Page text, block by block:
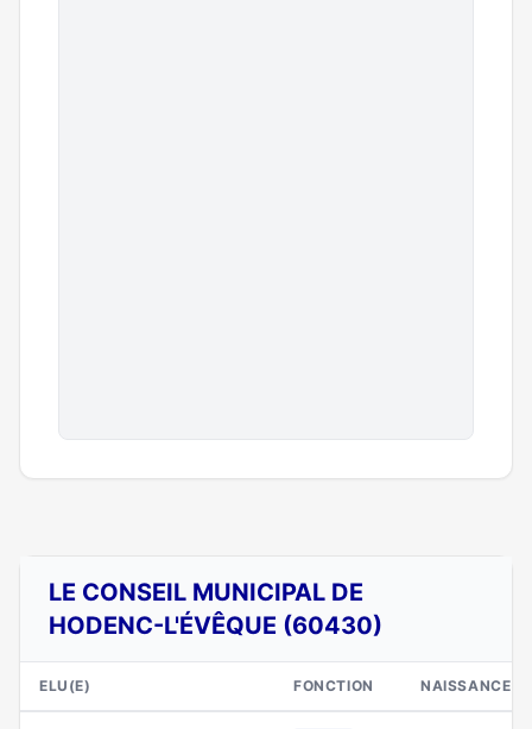
LE CONSEIL MUNICIPAL DE
HODENC-L'ÉVÊQUE (60430)
ELU(E) FONCTION NAISSANCE